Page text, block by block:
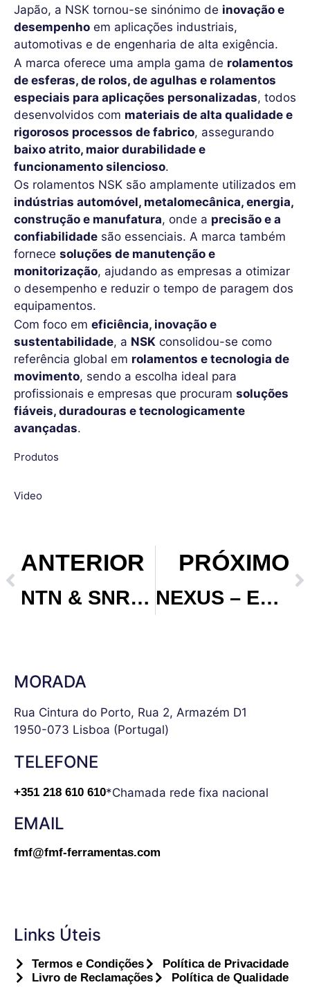
Japão, a NSK tornou-se sinónimo de inovação e
desempenho em aplicações industriais,
automotivas e de engenharia de alta exigência.
A marca oferece uma ampla gama de rolamentos
de esferas, de rolos, de agulhas e rolamentos
especiais para aplicações personalizadas, todos
desenvolvidos com materiais de alta qualidade e
rigorosos processos de fabrico, assegurando
baixo atrito, maior durabilidade e
funcionamento silencioso.
Os rolamentos NSK são amplamente utilizados em
indústrias automóvel, metalomecânica, energia,
construção e manufatura, onde a precisão e a
confiabilidade são essenciais. A marca também
fornece soluções de manutenção e
monitorização, ajudando as empresas a otimizar
o desempenho e reduzir o tempo de paragem dos
equipamentos.
Com foco em eficiência, inovação e
sustentabilidade, a NSK consolidou-se como
referência global em rolamentos e tecnologia de
movimento, sendo a escolha ideal para
profissionais e empresas que procuram soluções
fiáveis, duradouras e tecnologicamente
avançadas.
Produtos
Rolamentos de
esferas
Unidades de
rolamentos
Rolamentos
ambientes especiais
Rolamentos
superprecisão
Video
ANTERIOR
NTN & SNR – Rolamentos e Soluções de Movimento Industrial
PRÓXIMO
NEXUS – Extratores Mecânicos Manuais e Hidráulicos
MORADA
Rua Cintura do Porto, Rua 2, Armazém D1
1950-073 Lisboa (Portugal)
TELEFONE
+351 218 610 610*Chamada rede fixa nacional
EMAIL
fmf@fmf-ferramentas.com
Links Úteis
Termos e Condições
Política de Privacidade
Livro de Reclamações
Política de Qualidade